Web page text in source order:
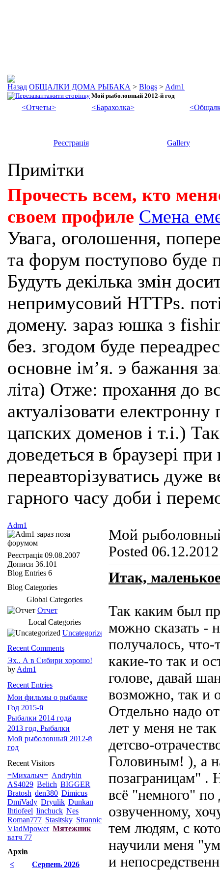
ОБЩАЛКИ ДОМА РЫБАКА > Blogs > Adm1
Мой рыболовный 2012-й год
<Отчеты> <Барахолка>
Реєстрація Gallery
Примітки
Прочесть всем, кто
своем профиле Смена
Увага, оголошення,
та форум поступово буде
Будуть декілька змін
непримусовий HTTPs.
домену. зараз юшка з
без. згодом буде
основне імʼя. э бажання
літа) Отже: прохання до
актуалізовати
цапских доменов і т.і.)
доведеться в браузері
переавторізуватись
гарного часу доби і
Мой
Posted
Итак,
Так каким был
можно сказать -
получалось, что-
какие-то так и
голове, давай
возможно, так и
Отдельно надо
лет у меня не
детсво-
Головиным! ), а
позаграницам" .
всё "немного" по
озвученному,
тем людям, с
научили меня
и
Adm1
Реєстрація 09.08.2007
Дописи 36.101
Blog Entries 6
Blog Categories
Global Categories
Отчет
Local Categories
Uncategorized
Recent Comments
Эх.. А в Сибири хорошо!
by Adm1
Recent Entries
Мои фильмы о рыбалке
Год 2015-й
Рыбалки 2014 года
2013 год. Рыбалки
Мой рыболовный 2012-й
год
Recent Visitors
=Михалыч= Andryhin
AS4029 Belich BIGGER
Bratosh den380 Dimicus
DmiVady Dryulik Dunkan
Ihtiofeel linchuck Nes
Roman777 Stasitsky Strannic
VladMpower Мятежник
ватч 77
Архів
<
Серпень 2026